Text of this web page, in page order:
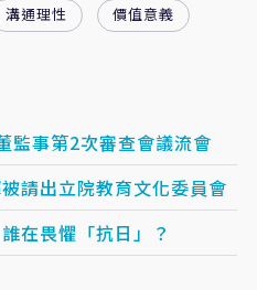
溝通理性 價值意義
事第2次審查會議流會
請出立院教育文化委員會
在畏懼「抗日」？